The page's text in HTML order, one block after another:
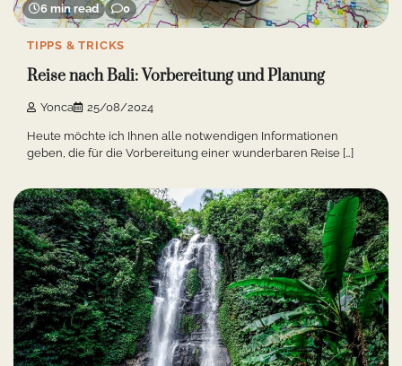
6 min read 0
TIPPS & TRICKS
Reise nach Bali: Vorbereitung und Planung
Yonca 25/08/2024
Heute möchte ich Ihnen alle notwendigen Informationen
geben, die für die Vorbereitung einer wunderbaren Reise […]